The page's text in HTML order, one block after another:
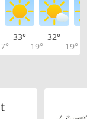
33°
19°
32°
19°